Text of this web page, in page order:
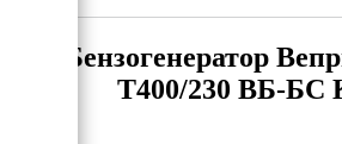
Бензогенератор
Т400/230 ВБ-БС